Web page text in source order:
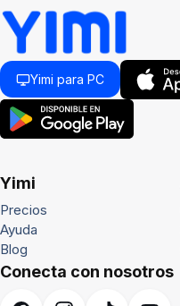
Yimi para PC
Yimi
Precios
Ayuda
Blog
Conecta con nosotros